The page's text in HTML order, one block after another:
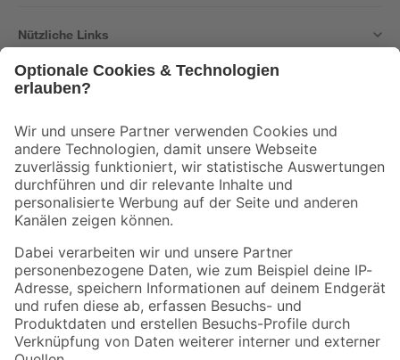
Nützliche Links
Der toom Newsletter: Keine Angebote und Aktionen mehr verpassen!
Zur Newsletter Anmeldung
Folge uns
Zahlungsarten Versandarten